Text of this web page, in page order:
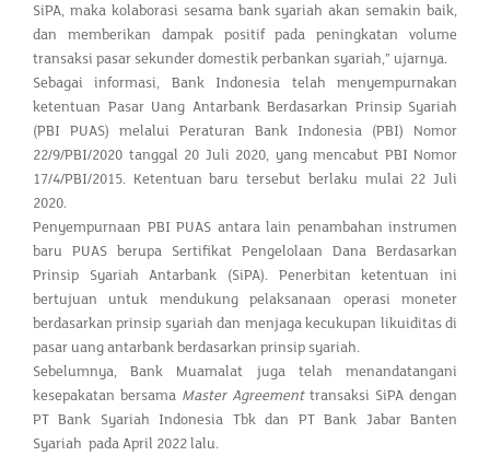
SiPA, maka kolaborasi sesama bank syariah akan semakin baik,
dan memberikan dampak positif pada peningkatan volume
transaksi pasar sekunder domestik perbankan syariah,” ujarnya.
Sebagai informasi, Bank Indonesia telah menyempurnakan
ketentuan Pasar Uang Antarbank Berdasarkan Prinsip Syariah
(PBI PUAS) melalui Peraturan Bank Indonesia (PBI) Nomor
22/9/PBI/2020 tanggal 20 Juli 2020, yang mencabut PBI Nomor
17/4/PBI/2015. Ketentuan baru tersebut berlaku mulai 22 Juli
2020.
Penyempurnaan PBI PUAS antara lain penambahan instrumen
baru PUAS berupa Sertifikat Pengelolaan Dana Berdasarkan
Prinsip Syariah Antarbank (SiPA). Penerbitan ketentuan ini
bertujuan untuk mendukung pelaksanaan operasi moneter
berdasarkan prinsip syariah dan menjaga kecukupan likuiditas di
pasar uang antarbank berdasarkan prinsip syariah.
Sebelumnya, Bank Muamalat juga telah menandatangani
kesepakatan bersama Master Agreementtransaksi SiPA dengan
PT Bank Syariah Indonesia Tbk dan PT Bank Jabar Banten
Syariah pada April 2022 lalu.